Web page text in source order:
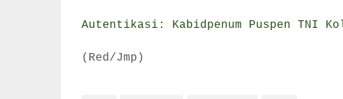
Autentikasi: Kabidpenum Puspen TNI
(Red/Jmp)